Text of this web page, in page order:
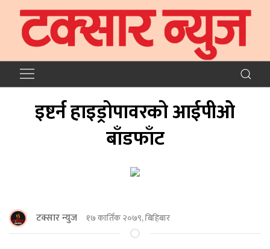
इष्टर्न हाइड्रोपावरको आईपीओ
बाँडफाँट
टक्सार न्युज १७ कार्तिक २०७९, बिहिबार